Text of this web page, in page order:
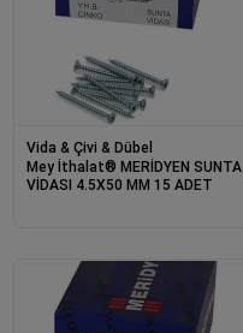
Vida & Çivi & Dübel
Mey İthalat® MERİDYEN SUNTA
VİDASI 4.5X50 MM 15 ADET